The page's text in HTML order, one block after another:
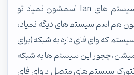
قسمت نتورک اون سیستم های lan اسمشون نمیاد تو
هم اسم سیستم های دیگه نمیاد،
که وای فای داره به شبکه(برای
این سیستم ها به شبکه
سیستم های متصل با وای فای